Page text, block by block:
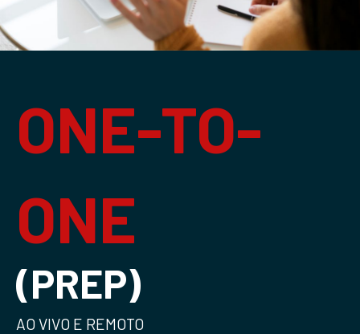
ONE-TO-
ONE
(PREP)
AO VIVO E REMOTO